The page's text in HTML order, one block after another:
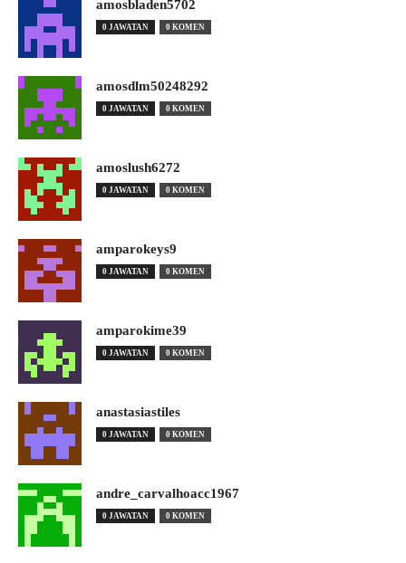
amosbladen5702
0 JAWATAN 0 KOMEN
amosdlm50248292
0 JAWATAN 0 KOMEN
amoslush6272
0 JAWATAN 0 KOMEN
amparokeys9
0 JAWATAN 0 KOMEN
amparokime39
0 JAWATAN 0 KOMEN
anastasiastiles
0 JAWATAN 0 KOMEN
andre_carvalhoacc1967
0 JAWATAN 0 KOMEN